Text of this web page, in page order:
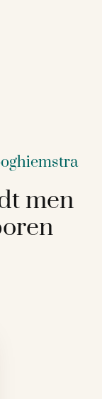
men